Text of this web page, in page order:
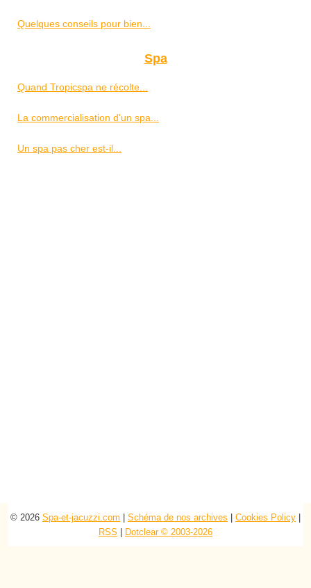
Quelques conseils pour bien...
Spa
Quand Tropicspa ne récolte...
La commercialisation d'un spa...
Un spa pas cher est-il...
© 2026 Spa-et-jacuzzi.com Schéma de nos archives Cookies Policy
RSS
Dotclear © 2003-2026